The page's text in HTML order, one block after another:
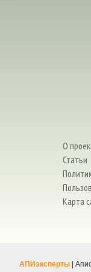
О
Статьи
Карта
АПИэксперты|